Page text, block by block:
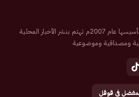
صحيفة إلكترونية سعودية تم تأسيسها عام 2007م تهتم بنشر الأخبار المحلية
ومصداقية وموضوعية
في قوقل